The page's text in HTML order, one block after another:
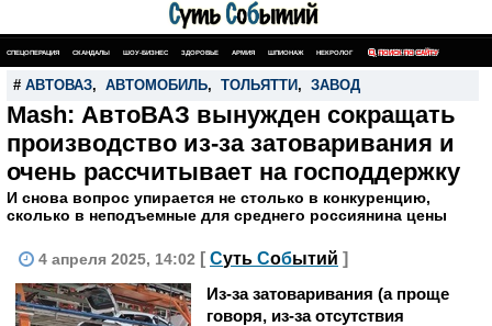
СПЕЦОПЕРАЦИЯ СКАНДАЛЫ ШОУ-БИЗНЕС ЗДОРОВЬЕ АРМИЯ ШПИОНАЖ НЕКРОЛОГ ПОИСК ПО САЙТУ
# АВТОВАЗ, АВТОМОБИЛЬ, ТОЛЬЯТТИ , ЗАВОД
Mash: АвтоВАЗ вынужден сокращать
производство из-за затоваривания и
очень рассчитывает на господдержку
И снова вопрос упирается не столько в конкуренцию,
сколько в неподъемные для среднего россиянина цены
4 апреля 2025, 14:02 [ Суть Событий ]
Из-за затоваривания (а проще
говоря, из-за отсутствия